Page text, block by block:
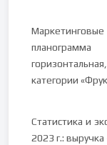
категории
Статистика и
2023 г.: